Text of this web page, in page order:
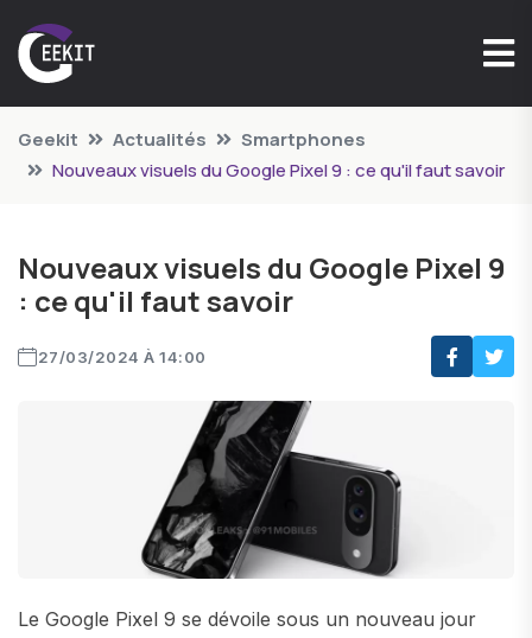
Geekit Actualités
Smartphones
Nouveaux visuels du Google Pixel 9 : ce qu'il faut savoir
Nouveaux visuels du Google Pixel 9
: ce qu'il faut savoir
27/03/2024 À 14:00
Le Google Pixel 9 se dévoile sous un nouveau jour